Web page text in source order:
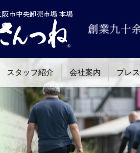
スタッフ紹介 会社案内 プレ